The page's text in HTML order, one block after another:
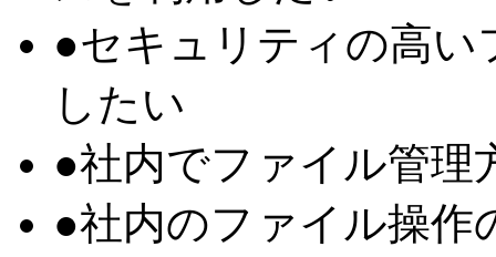
●セキュリティの高い
したい
●社内でファイル管理
●社内のファイル操作